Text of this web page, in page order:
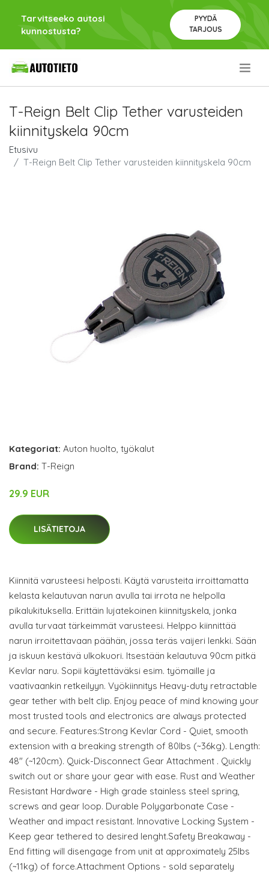
Tarvitseeko autosi
kunnostusta?
PYYDÄ
TARJOUS
T-Reign Belt Clip Tether varusteiden
kiinnityskela 90cm
Etusivu
T-Reign Belt Clip Tether varusteiden kiinnityskela 90cm
Kategoriat: Auton huolto, työkalut
Brand: T-Reign
29.9 EUR
LISÄTIETOJA
Kiinnitä varusteesi helposti. Käytä varusteita irroittamatta
kelasta kelautuvan narun avulla tai irrota ne helpolla
pikalukituksella. Erittäin lujatekoinen kiinnityskela, jonka
avulla turvaat tärkeimmät varusteesi. Helppo kiinnittää
narun irroitettavaan päähän, jossa teräs vaijeri lenkki. Sään
ja iskuun kestävä ulkokuori. Itsestään kelautuva 90cm pitkä
Kevlar naru. Sopii käytettäväksi esim. työmaille ja
vaativaankin retkeilyyn. Vyökiinnitys Heavy-duty retractable
gear tether with belt clip. Enjoy peace of mind knowing your
most trusted tools and electronics are always protected
and secure. Features:Strong Kevlar Cord - Quiet, smooth
extension with a breaking strength of 80lbs (~36kg). Length:
48" (~120cm). Quick-Disconnect Gear Attachment . Quickly
switch out or share your gear with ease. Rust and Weather
Resistant Hardware - High grade stainless steel spring,
screws and gear loop. Durable Polygarbonate Case -
Weather and impact resistant. Innovative Locking System -
Keep gear tethered to desired lenght.Safety Breakaway -
End fitting will disengage from unit at approximately 25lbs
(~11kg) of force.Attachment Options - sold separately